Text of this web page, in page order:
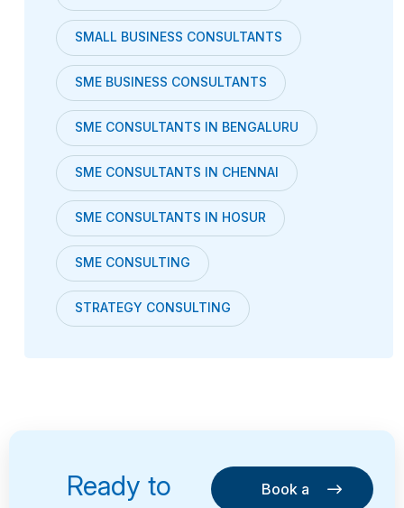
SMALL BUSINESS CONSULTANTS
SME BUSINESS CONSULTANTS
SME CONSULTANTS IN BENGALURU
SME CONSULTANTS IN CHENNAI
SME CONSULTANTS IN HOSUR
SME CONSULTING
STRATEGY CONSULTING
Ready to
Book a